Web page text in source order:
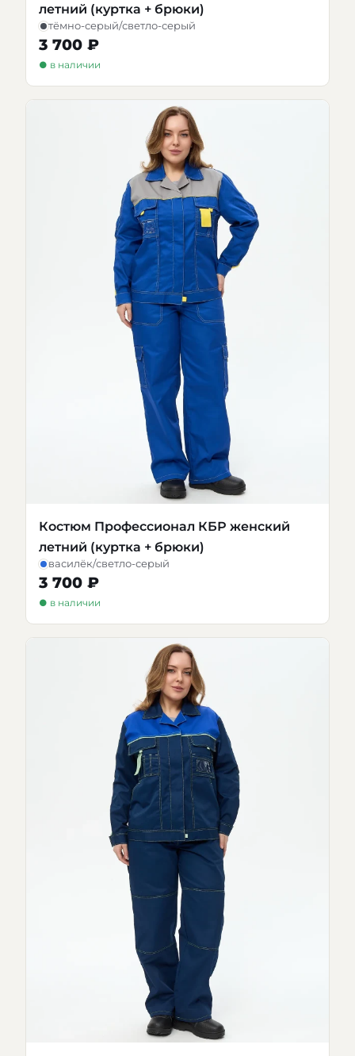
летний (куртка + брюки)
тёмно-серый/светло-серый
3 700 ₽
● в наличии
Костюм Профессионал КБР женский
летний (куртка + брюки)
василёк/светло-серый
3 700 ₽
● в наличии